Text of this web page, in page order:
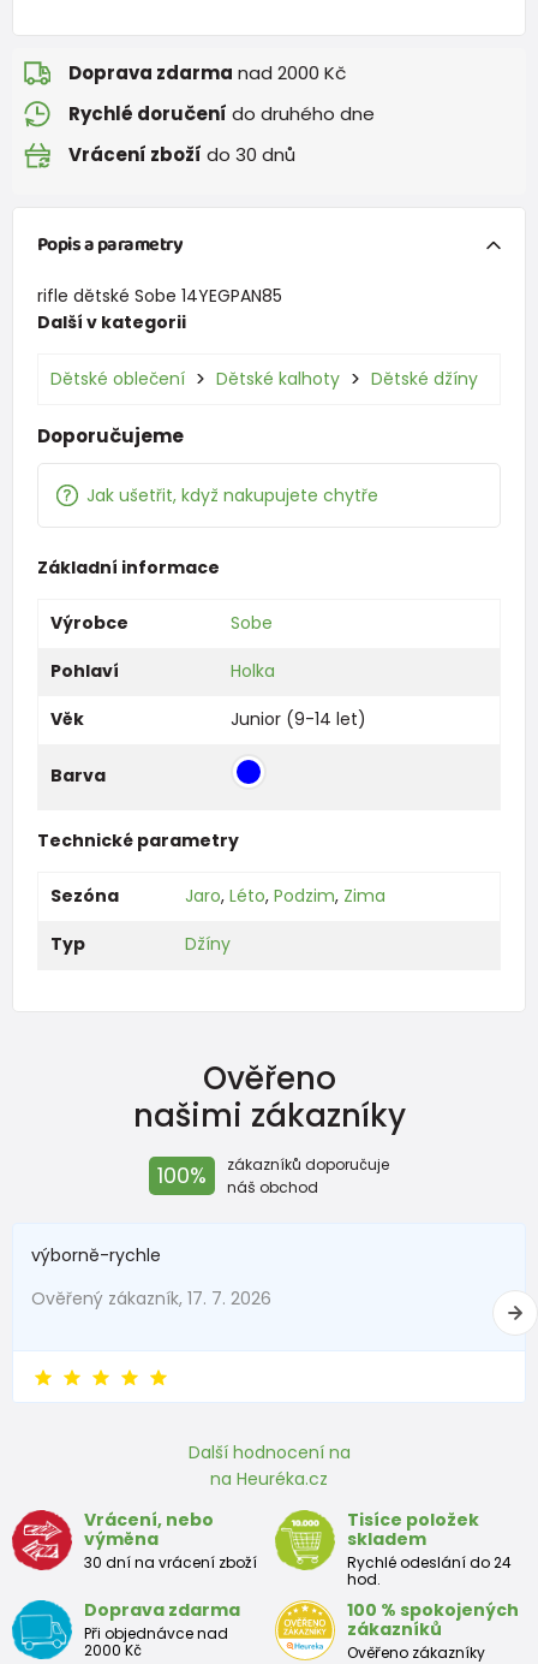
Doprava zdarma nad 2000 Kč
Rychlé doručení do druhého dne
Vrácení zboží do 30 dnů
Popis a parametry
rifle dětské Sobe 14YEGPAN85
Další v kategorii
Dětské oblečení Dětské kalhoty Dětské džíny
Doporučujeme
Jak ušetřit, když nakupujete chytře
Základní informace
Výrobce
Sobe
Pohlaví
Holka
Věk
Junior (9-14 let)
Barva
Technické parametry
Sezóna Jaro, Léto, Podzim, Zima
Typ
Džíny
Ověřeno
našimi zákazníky
100%
zákazníků doporučuje
náš obchod
výborně-rychle
Ověřený zákazník, 17. 7. 2026
Další hodnocení na
na Heuréka.cz
Vrácení, nebo
výměna
30 dní na vrácení zboží
Tisíce položek
skladem
Rychlé odeslání do 24
hod.
Doprava zdarma
Při objednávce nad
2000 Kč
100 % spokojených
zákazníků
Ověřeno zákazníky